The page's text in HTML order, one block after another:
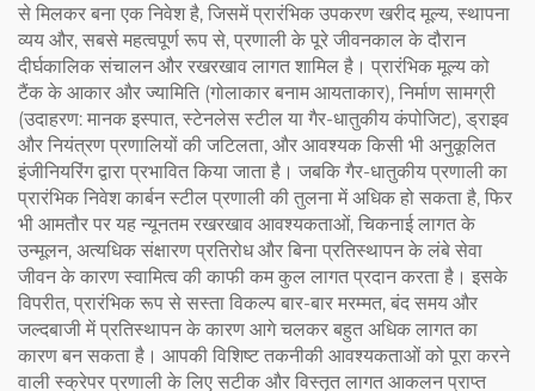
से मिलकर बना एक निवेश है, जिसमें प्रारंभिक उपकरण खरीद मूल्य, स्थापना
व्यय और, सबसे महत्वपूर्ण रूप से, प्रणाली के पूरे जीवनकाल के दौरान
दीर्घकालिक संचालन और रखरखाव लागत शामिल है। प्रारंभिक मूल्य को
टैंक के आकार और ज्यामिति (गोलाकार बनाम आयताकार), निर्माण सामग्री
(उदाहरण: मानक इस्पात, स्टेनलेस स्टील या गैर-धातुकीय कंपोजिट), ड्राइव
और नियंत्रण प्रणालियों की जटिलता, और आवश्यक किसी भी अनुकूलित
इंजीनियरिंग द्वारा प्रभावित किया जाता है। जबकि गैर-धातुकीय प्रणाली का
प्रारंभिक निवेश कार्बन स्टील प्रणाली की तुलना में अधिक हो सकता है, फिर
भी आमतौर पर यह न्यूनतम रखरखाव आवश्यकताओं, चिकनाई लागत के
उन्मूलन, अत्यधिक संक्षारण प्रतिरोध और बिना प्रतिस्थापन के लंबे सेवा
जीवन के कारण स्वामित्व की काफी कम कुल लागत प्रदान करता है। इसके
विपरीत, प्रारंभिक रूप से सस्ता विकल्प बार-बार मरम्मत, बंद समय और
जल्दबाजी में प्रतिस्थापन के कारण आगे चलकर बहुत अधिक लागत का
कारण बन सकता है। आपकी विशिष्ट तकनीकी आवश्यकताओं को पूरा करने
वाली स्क्रेपर प्रणाली के लिए सटीक और विस्तृत लागत आकलन प्राप्त